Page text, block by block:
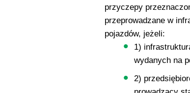
przyczepy
przeprowadzane w
pojazdów, jeżeli:
1)
wydanych na
2)